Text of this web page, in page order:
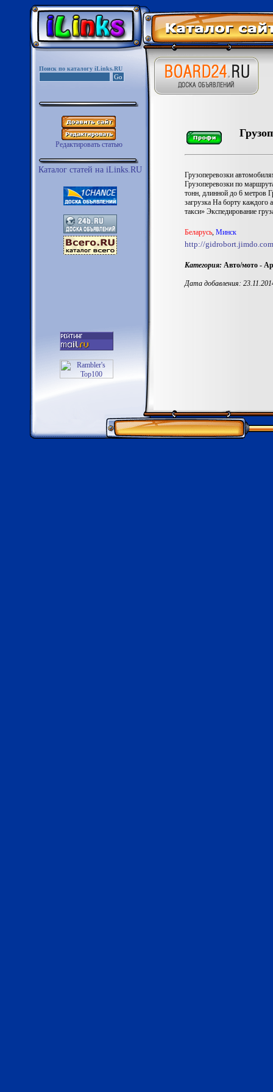
Поиск по каталогу iLinks.RU
Редактировать статью
Каталог статей на iLinks.RU
Грузоперевозки
Грузоперевозки по
тонн, длинной до 6 метров
загрузка На борту каждого
такси» Экспедирование
Беларусь, Минск
http://gidrobort.jimdo.com
Категория: Авто/мото -
Дата добавления: